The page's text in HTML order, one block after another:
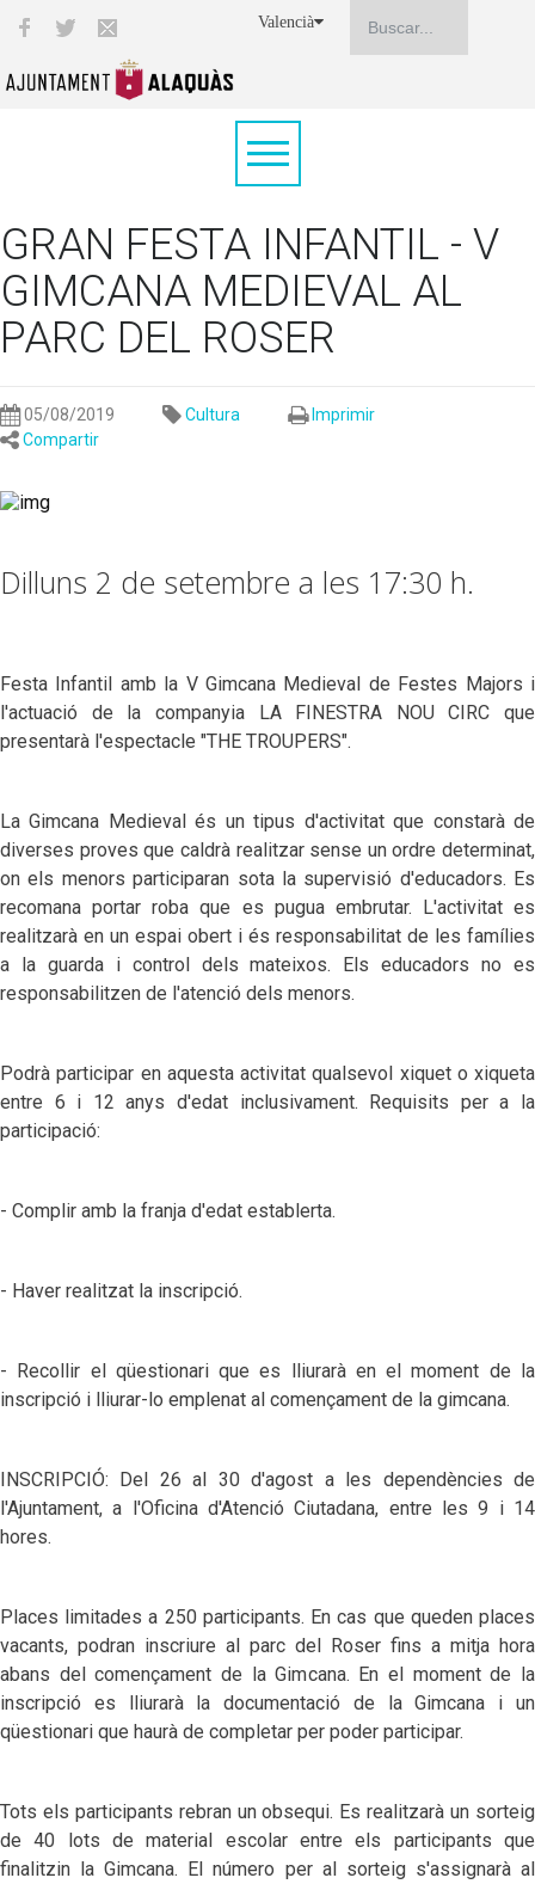
Valencià
GRAN FESTA INFANTIL - V
GIMCANA MEDIEVAL AL
PARC DEL ROSER
05/08/2019 Cultura
Imprimir
Compartir
Dilluns 2 de setembre a les 17:30 h.
Festa Infantil amb la V Gimcana Medieval de Festes Majors i
l'actuació de la companyia LA FINESTRA NOU CIRC que
presentarà l'espectacle "THE TROUPERS".
La Gimcana Medieval és un tipus d'activitat que constarà de
diverses proves que caldrà realitzar sense un ordre determinat,
on els menors participaran sota la supervisió d'educadors. Es
recomana portar roba que es pugua embrutar. L'activitat es
realitzarà en un espai obert i és responsabilitat de les famílies
a la guarda i control dels mateixos. Els educadors no es
responsabilitzen de l'atenció dels menors.
Podrà participar en aquesta activitat qualsevol xiquet o xiqueta
entre 6 i 12 anys d'edat inclusivament. Requisits per a la
participació:
- Complir amb la franja d'edat establerta.
- Haver realitzat la inscripció.
- Recollir el qüestionari que es lliurarà en el moment de la
inscripció i lliurar-lo emplenat al començament de la gimcana.
INSCRIPCIÓ: Del 26 al 30 d'agost a les dependències de
l'Ajuntament, a l'Oficina d'Atenció Ciutadana, entre les 9 i 14
hores.
Places limitades a 250 participants. En cas que queden places
vacants, podran inscriure al parc del Roser fins a mitja hora
abans del començament de la Gimcana. En el moment de la
inscripció es lliurarà la documentació de la Gimcana i un
qüestionari que haurà de completar per poder participar.
Tots els participants rebran un obsequi. Es realitzarà un sorteig
de 40 lots de material escolar entre els participants que
finalitzin la Gimcana. El número per al sorteig s'assignarà al